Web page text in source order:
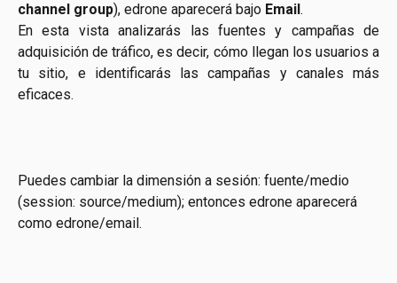
channel group), edrone aparecerá bajo Email.
En esta vista analizarás las fuentes y campañas de
adquisición de tráfico, es decir, cómo llegan los usuarios a
tu sitio, e identificarás las campañas y canales más
eficaces.
Puedes cambiar la dimensión a sesión: fuente/medio
(session: source/medium); entonces edrone aparecerá
como edrone/email.